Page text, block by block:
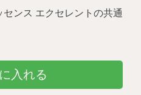
ンス エクセレントの共通
入れる